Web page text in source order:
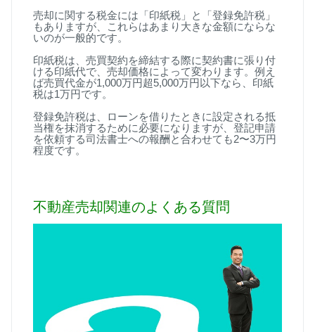
売却に関する税金には「印紙税」と「登録免許税」
もありますが、これらはあまり大きな金額にならな
いのが一般的です。
印紙税は、売買契約を締結する際に契約書に張り付
ける印紙代で、売却価格によって変わります。例え
ば売買代金が1,000万円超5,000万円以下なら、印紙
税は1万円です。
登録免許税は、ローンを借りたときに設定される抵
当権を抹消するために必要になりますが、登記申請
を依頼する司法書士への報酬と合わせても2〜3万円
程度です。
不動産売却関連のよくある質問